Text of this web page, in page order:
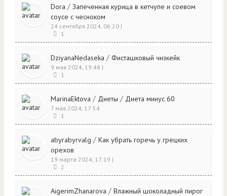
Dora / Запеченная курица в кетчупе и соевом
соусе с чесноком
24 сентября 2024, 06:20 |
1
DziyanaNedaseka / Фисташковый чизкейк
9 мая 2024, 19:48 |
1
MarinaEktova / Диеты / Диета минус 60
7 мая 2024, 17:54
1
abyrabyrvalg / Как убрать горечь у грецких
орехов
19 марта 2024, 17:19 |
2
AigerimZhanarova / Влажный шоколадный пирог